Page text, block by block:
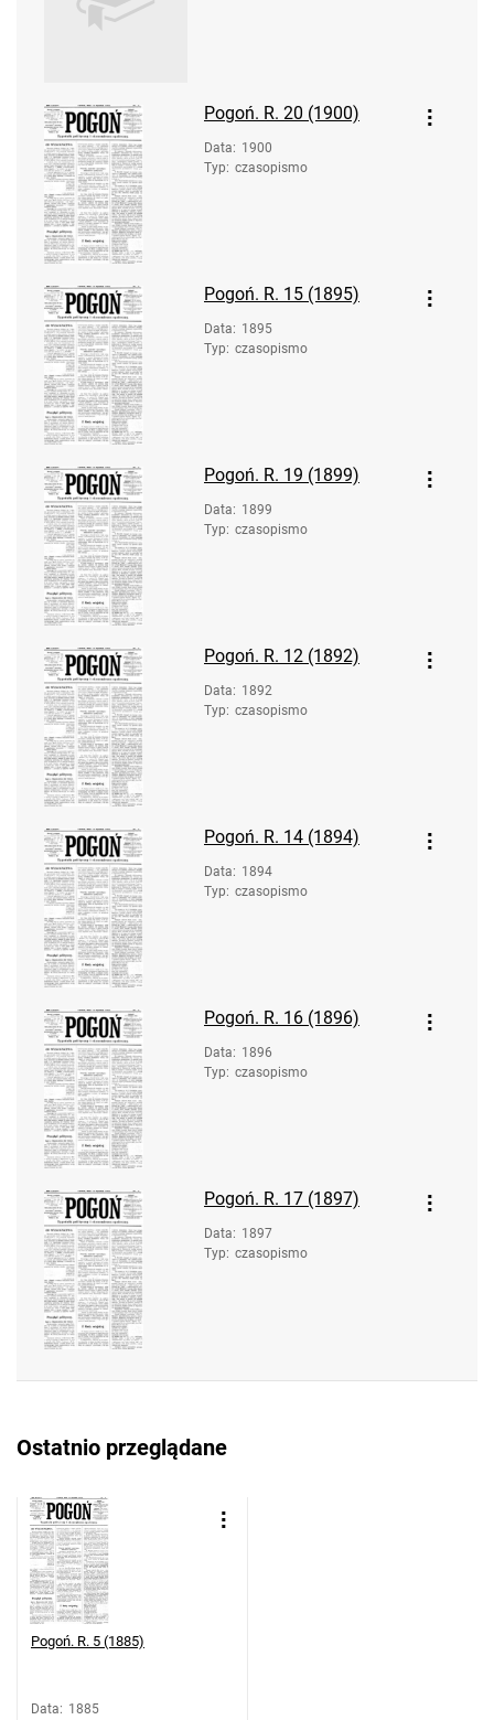
Pogoń. R. 20 (1900)
Data: 1900
Typ: czasopismo
Pogoń. R. 15 (1895)
Data: 1895
Typ: czasopismo
Pogoń. R. 19 (1899)
Data: 1899
Typ: czasopismo
Pogoń. R. 12 (1892)
Data: 1892
Typ: czasopismo
Pogoń. R. 14 (1894)
Data: 1894
Typ: czasopismo
Pogoń. R. 16 (1896)
Data: 1896
Typ: czasopismo
Pogoń. R. 17 (1897)
Data: 1897
Typ: czasopismo
Ostatnio przeglądane
Pogoń. R. 5 (1885)
Data: 1885